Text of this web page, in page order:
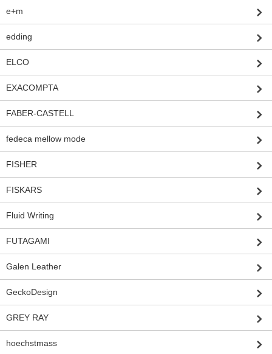
e+m
edding
ELCO
EXACOMPTA
FABER-CASTELL
fedeca mellow mode
FISHER
FISKARS
Fluid Writing
FUTAGAMI
Galen Leather
GeckoDesign
GREY RAY
hoechstmass